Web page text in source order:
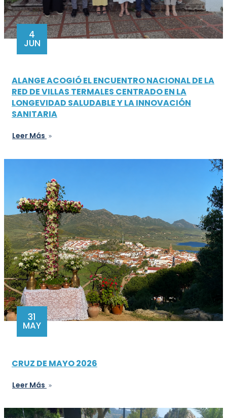
4
JUN
ALANGE ACOGIÓ EL ENCUENTRO NACIONAL DE LA
RED DE VILLAS TERMALES CENTRADO EN LA
LONGEVIDAD SALUDABLE Y LA INNOVACIÓN
SANITARIA
Leer Más
31
MAY
CRUZ DE MAYO 2026
Leer Más